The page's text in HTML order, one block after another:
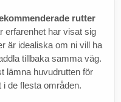
rutter
erfarenhet har visat sig
är idealiska om ni vill ha
tillbaka samma väg.
lämna huvudrutten för
i de flesta områden.